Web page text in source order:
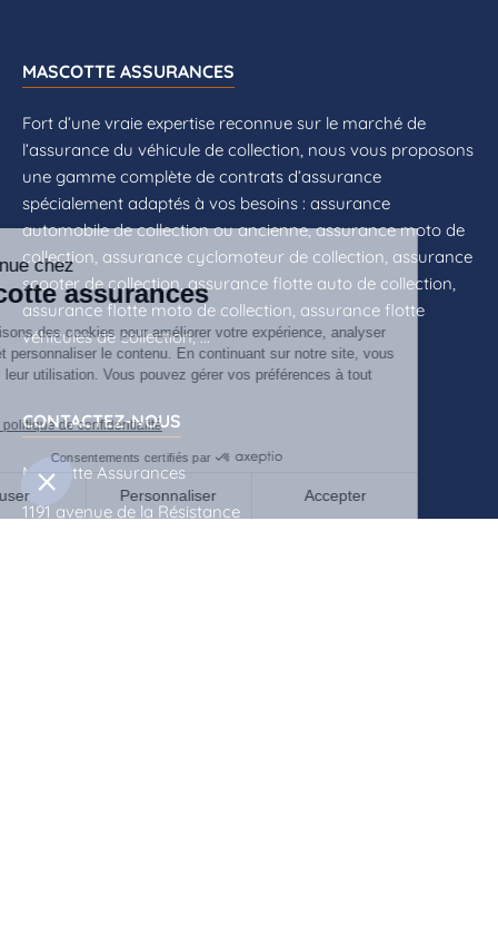
MASCOTTE ASSURANCES
Fort d’une vraie expertise reconnue sur le marché de
l’assurance du véhicule de collection, nous vous proposons
une gamme complète de contrats d’assurance
spécialement adaptés à vos besoins : assurance
automobile de collection ou ancienne, assurance moto de
collection, assurance cyclomoteur de collection, assurance
scooter de collection, assurance flotte auto de collection,
assurance flotte moto de collection, assurance flotte
véhicules de collection, ...
CONTACTEZ-NOUS
Mascotte Assurances
1191 avenue de la Résistance